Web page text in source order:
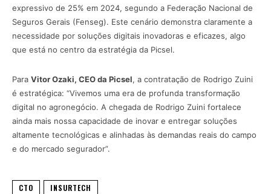
expressivo de 25% em 2024, segundo a Federação Nacional de
Seguros Gerais (Fenseg). Este cenário demonstra claramente a
necessidade por soluções digitais inovadoras e eficazes, algo
que está no centro da estratégia da Picsel.
Para Vitor Ozaki, CEO da Picsel, a contratação de Rodrigo Zuini
é estratégica: “Vivemos uma era de profunda transformação
digital no agronegócio. A chegada de Rodrigo Zuini fortalece
ainda mais nossa capacidade de inovar e entregar soluções
altamente tecnológicas e alinhadas às demandas reais do campo
e do mercado segurador”.
CTO INSURTECH